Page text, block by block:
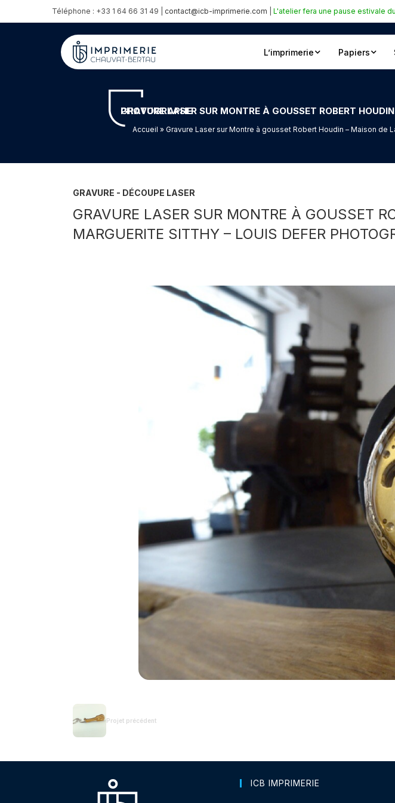
Téléphone : +33 1 64 66 31 49 | contact@icb-imprimerie.com L'atelier fera une pause estivale
L’imprimerie Papiers
GRAVURE LASER SUR MONTRE À GOUSSET ROBERT HOUDIN – MAISON DE LA MAGIE – MARGUERITE SITTHY – LOUIS DEFER PHOTOGRAPHE
Accueil » Gravure Laser sur Montre à gousset Robert Houdin – Maison de
GRAVURE - DÉCOUPE LASER
GRAVURE LASER SUR MONTRE À GOUSSET
MARGUERITE SITTHY – LOUIS DEFER
Projet précédent
ICB IMPRIMERIE